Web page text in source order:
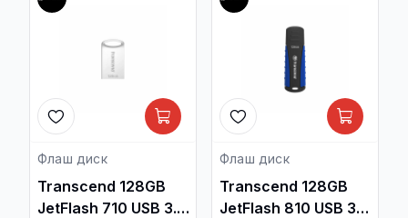
Флаш диск
Transcend 128GB
JetFlash 710 USB 3.1
Флаш диск
Transcend 128GB
JetFlash 810 USB 3.1